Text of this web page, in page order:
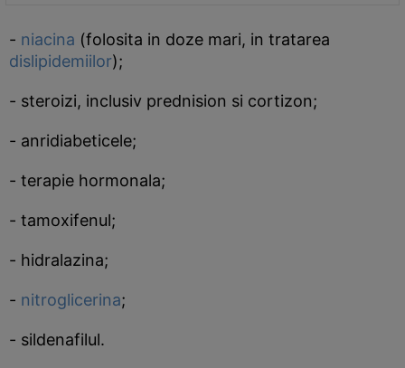
- niacina (folosita in doze mari, in tratarea
dislipidemiilor);
- steroizi, inclusiv prednision si cortizon;
- anridiabeticele;
- terapie hormonala;
- tamoxifenul;
- hidralazina;
- nitroglicerina;
- sildenafilul.